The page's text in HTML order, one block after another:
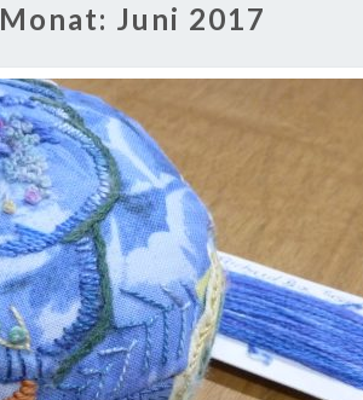
Monat: Juni 2017